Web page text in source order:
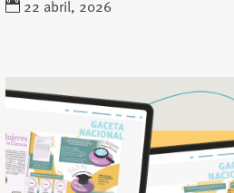
22 abril, 2026